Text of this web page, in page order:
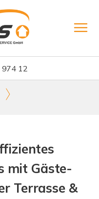
12
mit Gäste-
Terrasse &